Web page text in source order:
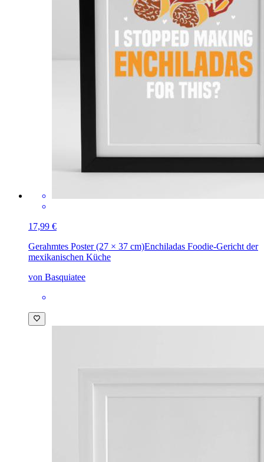
17,99 €
Gerahmtes Poster (27 × 37 cm)Enchiladas Foodie-Gericht der
mexikanischen Küche
von Basquiatee